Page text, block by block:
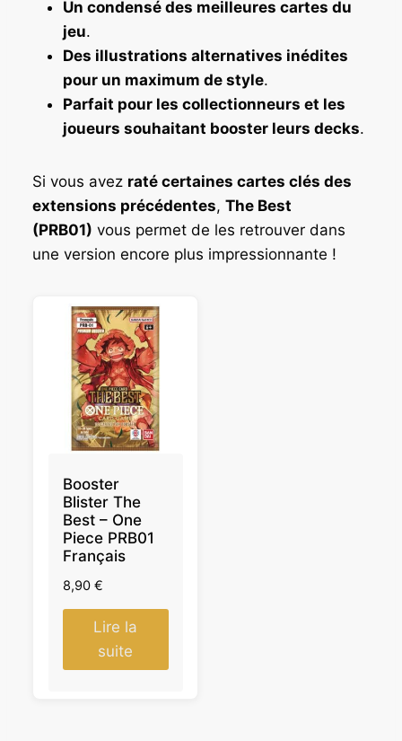
Un condensé des meilleures cartes du
jeu.
Des illustrations alternatives inédites
pour un maximum de style.
Parfait pour les collectionneurs et les
joueurs souhaitant booster leurs decks.
Si vous avez raté certaines cartes clés des
extensions précédentes, The Best
(PRB01) vous permet de les retrouver dans
une version encore plus impressionnante !
Booster
Blister The
Best – One
Piece PRB01
Français
8,90 €
Lire la
suite